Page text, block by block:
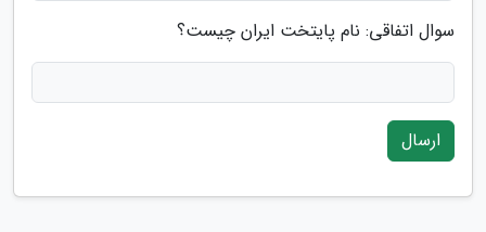
سوال اتفاقی: نام پایتخت ایران چیست؟
ارسال